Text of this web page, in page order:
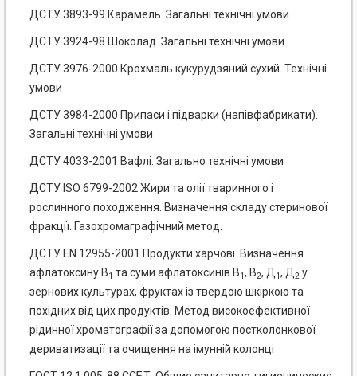
ДСТУ 3893-99 Карамель. Загальні технічні умови
ДСТУ 3924-98 Шоколад. Загальні технічні умови
ДСТУ 3976-2000 Крохмаль кукурудзяний сухий. Технічні
умови
ДСТУ 3984-2000 Припаси і підварки (напівфабрикати).
Загальні технічні умови
ДСТУ 4033-2001 Вафлі. Загально технічні умови
ДСТУ ISO 6799-2002 Жири та олії тваринного і
рослинного походження. Визначення складу стеринової
фракції. Газохромаграфічний метод.
ДСТУ EN 12955-2001 Продукти харчові. Визначення
афлатоксину В1 та суми афлатоксинів В1, В2, Д1, Д2 у
зернових культурах, фруктах із твердою шкіркою та
похідних від цих продуктів. Метод високоефективної
рідинної хроматографії за допомогою постколонкової
дериватизації та очищення на імунній колонці